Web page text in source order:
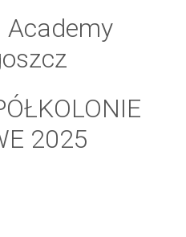
Academy
2025